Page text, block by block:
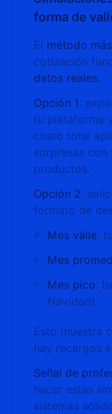
forma de
El método
cotización
datos reales.
Opción 1:
tu plataforma
costo total
sorpresas con
productos.
Opción 2:
formato de
Mes valle:
Mes
Mes pico:
Navidad)
Esto muestra
hay recargos
Señal de
hacer estas
sistemas